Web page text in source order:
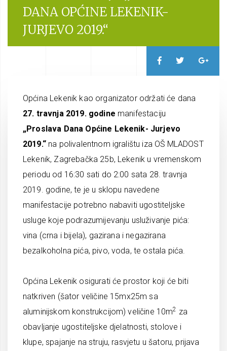
DANA OPĆINE LEKENIK-
JURJEVO 2019.“
Općina Lekenik kao organizator održati će dana
27. travnja 2019. godine manifestaciju
„Proslava Dana Općine Lekenik- Jurjevo
2019.“na polivalentnom igralištu iza OŠ MLADOST
Lekenik, Zagrebačka 25b, Lekenik u vremenskom
periodu od 16:30 sati do 2:00 sata 28. travnja
2019. godine, te je u sklopu navedene
manifestacije potrebno nabaviti ugostiteljske
usluge koje podrazumijevanju usluživanje pića:
vina (crna i bijela), gazirana i negazirana
bezalkoholna pića, pivo, voda, te ostala pića.
Općina Lekenik osigurati će prostor koji će biti
natkriven (šator veličine 15mx25m sa
aluminijskom konstrukcijom) veličine 10m2 za
obavljanje ugostiteljske djelatnosti, stolove i
klupe, spajanje na struju, rasvjetu u šatoru, prijava